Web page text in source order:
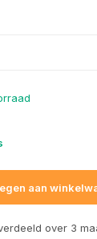
aan
over 3